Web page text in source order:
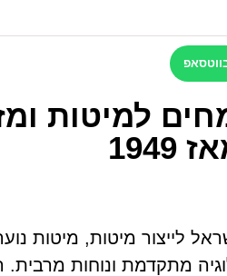
למיטות
לייצור מיטות, מיטות
מתקדמת ונוחות